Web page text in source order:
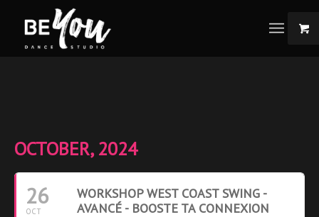
OCTOBER, 2024
26
OCT
WORKSHOP WEST COAST SWING -
AVANCÉ - BOOSTE TA CONNEXION